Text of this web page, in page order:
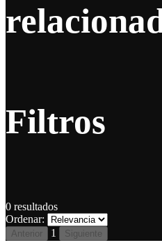
Filtros
0 resultados
Ordenar:
Anterior 1 Siguiente